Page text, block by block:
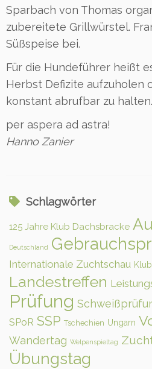
Sparbach von Thomas
zubereitete Grillwürstel.
Süßspeise bei.
Für die Hundeführer heißt
Herbst Defizite aufzuholen
konstant abrufbar zu halten.
per aspera ad astra!
Hanno Zanier
Schlagwörter
125 Jahre Klub Dachsbracke
Deutschland
Internationale Zuchtschau
Landestreffen
Prüfung
SPoR SSP Tschechien Ungarn
Wandertag Welpenspieltag
Übungstag